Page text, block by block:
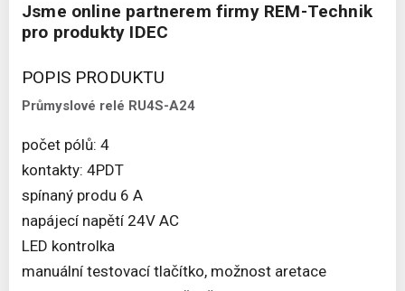
Jsme online partnerem firmy REM-Technik
pro produkty IDEC
POPIS PRODUKTU
Průmyslové relé RU4S-A24
počet pólů: 4
kontakty: 4PDT
spínaný produ 6 A
napájecí napětí 24V AC
LED kontrolka
manuální testovací tlačítko, možnost aretace